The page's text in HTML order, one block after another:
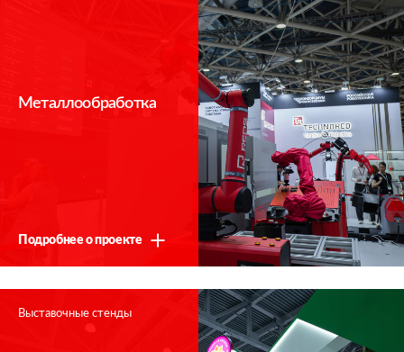
Металлообработка
Подробнее о проекте
Выставочные стенды
Мы свяжемся с Вами в ближайшее время